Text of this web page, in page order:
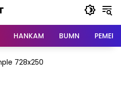
HANKAM BUMN